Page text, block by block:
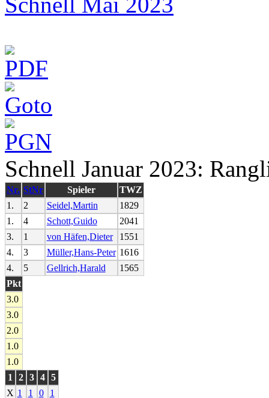
Schnell Januar 2023:
Nr. StNr Spieler
TWZ
1.
2 Seidel,Martin
1829
1.
4 Schott,Guido
2041
3.
1 von Häfen,Dieter
1551
4.
3 Müller,Hans-Peter 1616
4.
5 Gellrich,Harald
1565
Pkt
3.0
3.0
2.0
1.0
1.0
1
2 3 4 5
X 1 1 0
1